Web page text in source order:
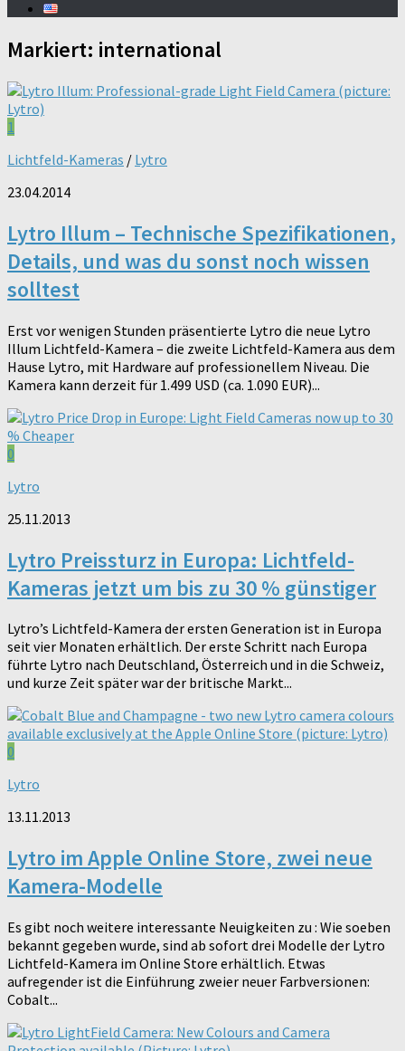
Markiert: international
1
Lichtfeld-Kameras / Lytro
23.04.2014
Lytro Illum – Technische Spezifikationen,
Details, und was du sonst noch wissen
solltest
Erst vor wenigen Stunden präsentierte Lytro die neue Lytro
Illum Lichtfeld-Kamera – die zweite Lichtfeld-Kamera aus dem
Hause Lytro, mit Hardware auf professionellem Niveau. Die
Kamera kann derzeit für 1.499 USD (ca. 1.090 EUR)...
0
Lytro
25.11.2013
Lytro Preissturz in Europa: Lichtfeld-
Kameras jetzt um bis zu 30 % günstiger
Lytro’s Lichtfeld-Kamera der ersten Generation ist in Europa
seit vier Monaten erhältlich. Der erste Schritt nach Europa
führte Lytro nach Deutschland, Österreich und in die Schweiz,
und kurze Zeit später war der britische Markt...
0
Lytro
13.11.2013
Lytro im Apple Online Store, zwei neue
Kamera-Modelle
Es gibt noch weitere interessante Neuigkeiten zu : Wie soeben
bekannt gegeben wurde, sind ab sofort drei Modelle der Lytro
Lichtfeld-Kamera im Online Store erhältlich. Etwas
aufregender ist die Einführung zweier neuer Farbversionen:
Cobalt...